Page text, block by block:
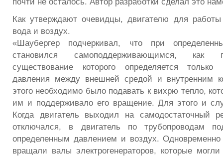
Как утверждают очевидцы, двигателю для
вода и воздух.
«Шаубергер подчеркивал, что при
становился самоподдерживающимся, как
существование которого определяется только
давления между внешней средой и внутренним
этого необходимо было подавать к вихрю тепло,
им и поддерживало его вращение. Для этого и
Когда двигатель выходил на самодостаточный
отключался, в двигатель по трубопроводам
определенным давлением и воздух. Одновременно
вращали валы электрогенераторов, которые